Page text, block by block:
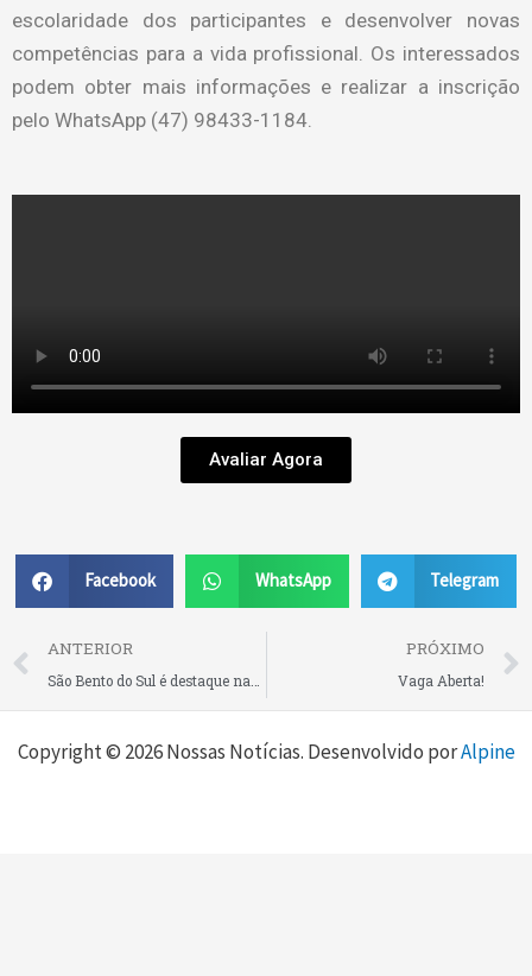
escolaridade dos participantes e desenvolver novas
competências para a vida profissional. Os interessados
podem obter mais informações e realizar a inscrição
pelo WhatsApp (47) 98433-1184.
Avaliar Agora
Facebook WhatsApp Telegram
Prev
ANTERIOR PRÓXIMO
Vaga Aberta!
Copyright © 2026 Nossas Notícias. Desenvolvido porAlpine